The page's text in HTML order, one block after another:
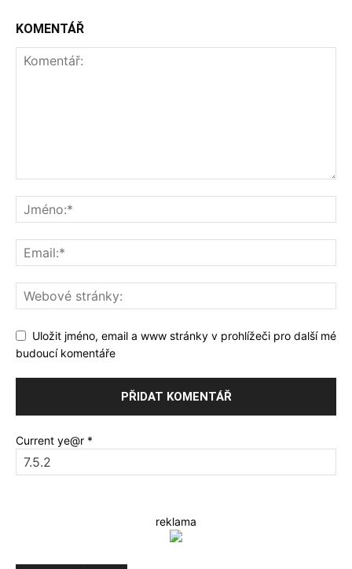
KOMENTÁŘ
Uložit jméno, email a www stránky v prohlížeči pro další mé
budoucí komentáře
Current ye@r *
reklama